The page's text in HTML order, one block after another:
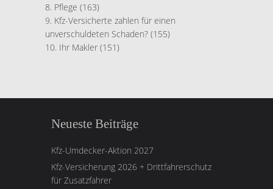
Pflege (163)
Kfz-Versicherte zahlen für einen
unverschuldeten Schaden? (155)
Ihr Makler (151)
Neueste Beiträge
Kfz-Umdecker-Aktion 2027
Kfz-Versicherung 2026 + Drittfahrerschutz
für Zusatzfahrer